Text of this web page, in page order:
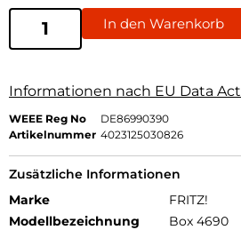
In den Warenkorb
Informationen nach EU Data Act
WEEE Reg No
DE86990390
Artikelnummer 4023125030826
Zusätzliche Informationen
Marke
FRITZ!
Modellbezeichnung
Box 4690